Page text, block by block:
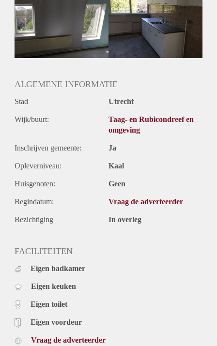
Niet mogelijk
Inkomen eis
N.V.T.
Huurtermijn
Onbepaalde termijn
Oplevering
ALGEMENE INFORMATIE
Stad Utrecht
Wijk/buurt:
Taag- en Rubicondreef en
omgeving
Inschrijven gemeente: Ja
Opleverniveau: Kaal
Huisgenoten: Geen
Begindatum: Vraag de adverteerder
Bezichtiging In overleg
FACILITEITEN
Eigen badkamer
Eigen keuken
Eigen toilet
Eigen voordeur
Vraag de adverteerder